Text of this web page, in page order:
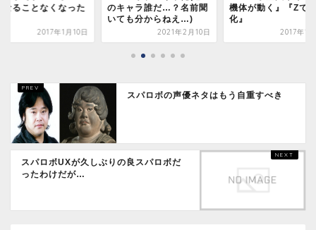
なることなくなった
2017年1月10日
のキャラ誰だ…？名前聞
いても分からねえ…)
2021年2月10日
機体が動く』『Zで
化』
2017年12
スパロボの声優ネタはもう自重すべき
スパロボUXが久しぶりの良スパロボだ
ったわけだが…